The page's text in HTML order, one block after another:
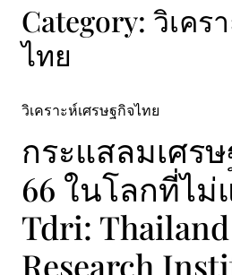
Category: วิเคร
ไทย
วิเคราะห์เศรษฐกิจไทย
กระแสลมเศร
66 ในโลกที่ไ
Tdri:
Research